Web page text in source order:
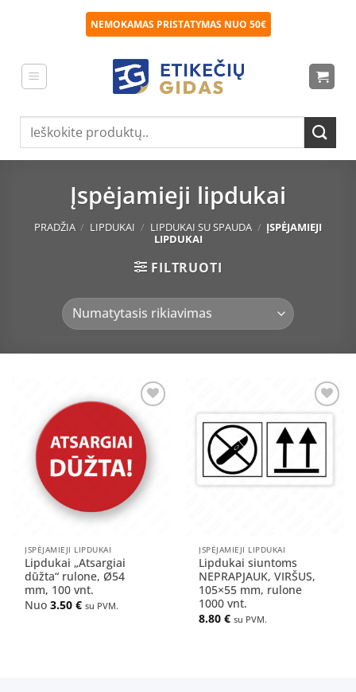
NEMOKAMAS PRISTATYMAS NUO 50€
Ieškoti:
Įspėjamieji lipdukai
PRADŽIA / LIPDUKAI / LIPDUKAI SU SPAUDA / ĮSPĖJAMIEJI
LIPDUKAI
FILTRUOTI
Pridėti
į norų
sąrašą
ĮSPĖJAMIEJI LIPDUKAI
Lipdukai „Atsargiai
dūžta“ rulone, Ø54
mm, 100 vnt.
Nuo3.50€ su PVM.
Pridėti
į norų
sąrašą
ĮSPĖJAMIEJI LIPDUKAI
Lipdukai siuntoms
NEPRAPJAUK, VIRŠUS,
105×55 mm, rulone
1000 vnt.
8.80€ su PVM.